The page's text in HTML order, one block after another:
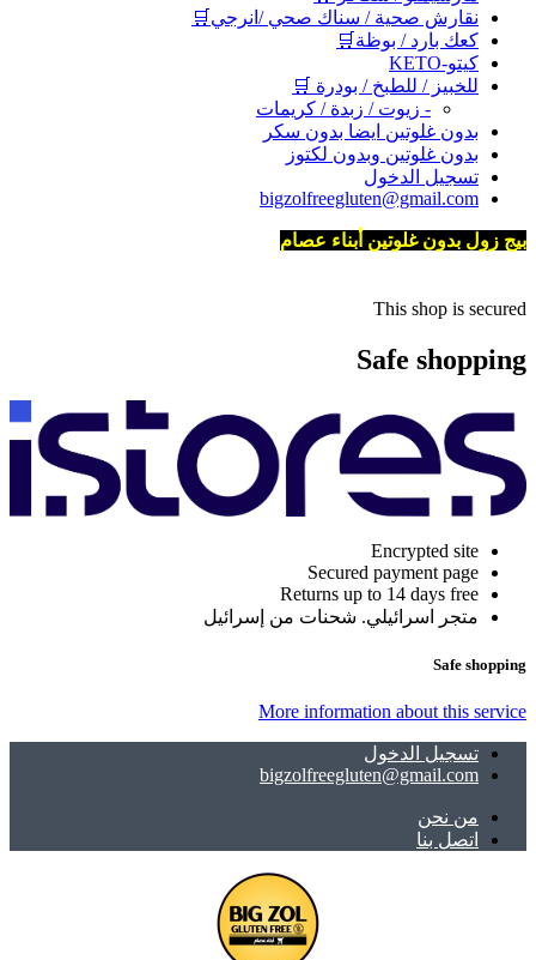
نقارش صحية / سناك صحي /انرجي🛒
كعك بارد / بوظة🛒
كيتو-KETO
للخبيز / للطبخ / بودرة 🛒
- زيوت / زبدة / كريمات
بدون غلوتين ايضا بدون سكر
بدون غلوتين وبدون لكتوز
تسجيل الدخول
bigzolfreegluten@gmail.com
بيج زول بدون غلوتين أبناء عصام
This shop is secured
Safe shopping
Encrypted site
Secured payment page
Returns up to 14 days free
متجر اسرائيلي. شحنات من إسرائيل
Safe shopping
More information about this service
تسجيل الدخول
bigzolfreegluten@gmail.com
ﻣﻦ ﻧﺤﻦ
اتصل بنا